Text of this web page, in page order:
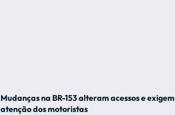
Mudanças na BR-153 alteram acessos e exigem
atenção dos motoristas